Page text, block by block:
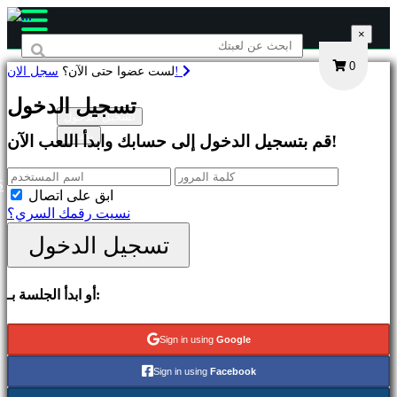
ألعاب
متميز
الجديدة
لعب
مجاني
التصنيفات
العاب
استراتيجية
المغامرات
تسجيل الدخول
يسجل
×
لست عضوا حتى الآن؟سجل الان!
تسجيل الدخول
قم بتسجيل الدخول إلى حسابك وابدأ اللعب الآن!
ابق على اتصال
نسيت رقمك السري؟
تسجيل الدخول
أو ابدأ الجلسة بـ:
Sign in using Google
Sign in using Facebook
×
×
0